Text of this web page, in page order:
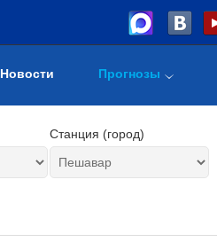
Новости Прогнозы
Станция (город)